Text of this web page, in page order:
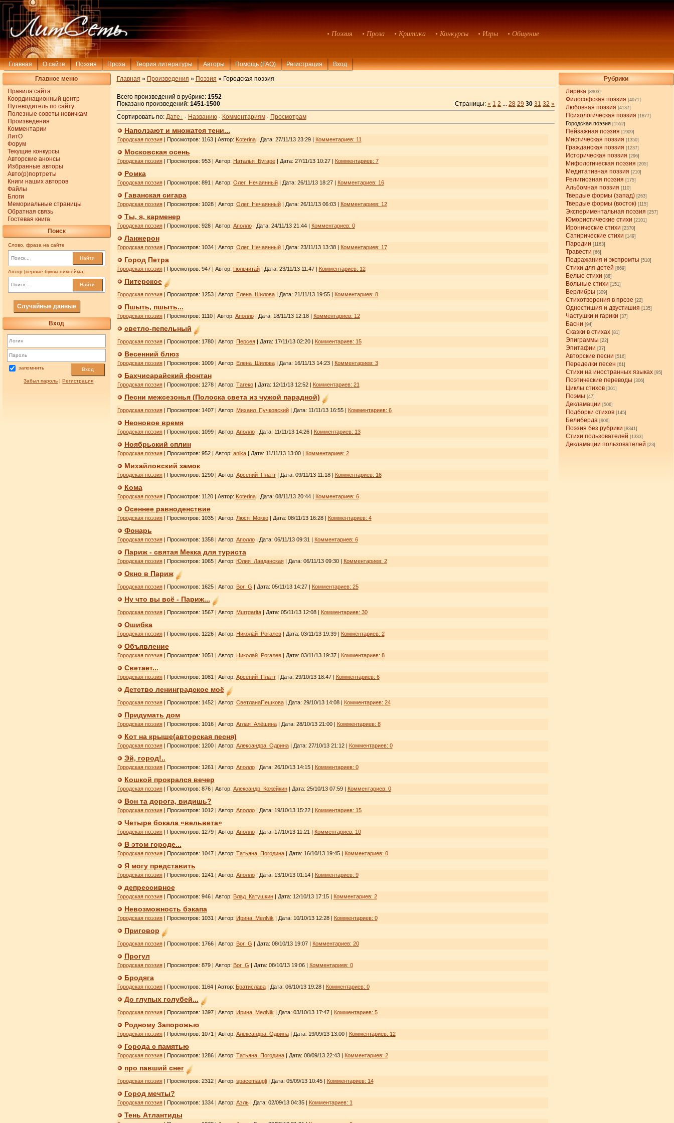
• Поэзия • Проза • Критика • Конкурсы • Игры • Общение
Главная О сайте Поэзия Проза Теория литературы Авторы Помощь (FAQ) Регистрация Вход
Главное меню
Правила сайта
Координационный центр
Путеводитель по сайту
Полезные советы новичкам
Произведения
Комментарии
ЛитО
Форум
Текущие конкурсы
Авторские анонсы
Избранные авторы
Авто(р)портреты
Книги наших авторов
Файлы
Блоги
Мемориальные страницы
Обратная связь
Гостевая книга
Поиск
Слово, фраза на сайте
Найти
Автор [первые буквы никнейма]
Найти
Случайные данные
Вход
запомнить Вход
Забыл пароль |Регистрация
Рубрики
Лирика [8903]
Философская поэзия [4071]
Любовная поэзия [4137]
Психологическая поэзия [1877]
Городская поэзия [1552]
Пейзажная поэзия [1909]
Мистическая поэзия [1350]
Гражданская поэзия [1237]
Историческая поэзия [296]
Мифологическая поэзия [205]
Медитативная поэзия [210]
Религиозная поэзия [175]
Альбомная поэзия [110]
Твердые формы (запад) [263]
Твердые формы (восток) [115]
Экспериментальная поэзия [257]
Юмористические стихи [2101]
Иронические стихи [2370]
Сатирические стихи [149]
Пародии [1163]
Травести [66]
Подражания и экспромты [510]
Стихи для детей [869]
Белые стихи [88]
Вольные стихи [151]
Верлибры [309]
Стихотворения в прозе [22]
Одностишия и двустишия [135]
Частушки и гарики [37]
Басни [94]
Сказки в стихах [81]
Эпиграммы [22]
Эпитафии [37]
Авторские песни [516]
Переделки песен [61]
Стихи на иностранных языках [95]
Поэтические переводы [306]
Циклы стихов [301]
Поэмы [47]
Декламации [506]
Подборки стихов [145]
Белиберда [906]
Поэзия без рубрики [8341]
Стихи пользователей [1333]
Декламации пользователей [23]
Главная » Произведения » Поэзия » Городская поэзия
Всего произведений в рубрике: 1552
Показано произведений: 1451-1500 Страницы:« 1 2 28 29 30 31 32 »
Сортировать по: Дате · Названию· Комментариям· Просмотрам
Наползают и множатся тени...
Городская поэзия| Просмотров: 1163 | Автор: Koterina| Дата: 27/11/13 23:29| Комментариев: 11
Московская осень
Городская поэзия| Просмотров: 953 | Автор: Наталья_Бугаре| Дата: 27/11/13 10:27| Комментариев: 7
Ромка
Городская поэзия| Просмотров: 891 | Автор: Олег_Нечаянный| Дата: 26/11/13 18:27| Комментариев: 16
Гаванская сигара
Городская поэзия| Просмотров: 1028 | Автор: Олег_Нечаянный| Дата: 26/11/13 06:03| Комментариев: 12
Ты, я, карменер
Городская поэзия| Просмотров: 928 | Автор: Аполло| Дата: 24/11/13 21:44| Комментариев: 0
Ланжерон
Городская поэзия| Просмотров: 1034 | Автор: Олег_Нечаянный| Дата: 23/11/13 13:38| Комментариев: 17
Город Петра
Городская поэзия| Просмотров: 947 | Автор: Гюльчитай| Дата: 23/11/13 11:47| Комментариев: 12
Питерское
Городская поэзия| Просмотров: 1253 | Автор: Елена_Шилова| Дата: 21/11/13 19:55| Комментариев: 8
Пшыть, пшыть...
Городская поэзия| Просмотров: 1110 | Автор: Аполло| Дата: 18/11/13 12:18| Комментариев: 12
светло-пепельный
Городская поэзия| Просмотров: 1780 | Автор: Персея| Дата: 17/11/13 02:20| Комментариев: 15
Весенний блюз
Городская поэзия| Просмотров: 1009 | Автор: Елена_Шилова| Дата: 16/11/13 14:23| Комментариев: 3
Бахчисарайский фонтан
Городская поэзия| Просмотров: 1278 | Автор: Тагеко| Дата: 12/11/13 12:52| Комментариев: 21
Песни межсезонья (Полоска света из чужой парадной)
Городская поэзия| Просмотров: 1407 | Автор: Михаил_Пучковский| Дата: 11/11/13 16:55| Комментариев: 6
Неоновое время
Городская поэзия| Просмотров: 1099 | Автор: Аполло| Дата: 11/11/13 14:26| Комментариев: 13
Ноябрьский сплин
Городская поэзия| Просмотров: 952 | Автор: anika| Дата: 11/11/13 13:00| Комментариев: 2
Михайловский замок
Городская поэзия| Просмотров: 1290 | Автор: Арсений_Платт| Дата: 09/11/13 11:18| Комментариев: 16
Кома
Городская поэзия| Просмотров: 1120 | Автор: Koterina| Дата: 08/11/13 20:44| Комментариев: 6
Осеннее равноденствие
Городская поэзия| Просмотров: 1035 | Автор: Люся_Мокко| Дата: 08/11/13 16:28| Комментариев: 4
Фонарь
Городская поэзия| Просмотров: 1358 | Автор: Аполло| Дата: 06/11/13 09:31 | Комментариев: 6
Париж - святая Мекка для туриста
Городская поэзия| Просмотров: 1065 | Автор: Юлия_Лавданская| Дата: 06/11/13 09:30| Комментариев: 2
Окно в Париж
Городская поэзия| Просмотров: 1625 | Автор: Bor_G | Дата: 05/11/13 14:27| Комментариев: 25
Ну что вы всё - Париж...
Городская поэзия| Просмотров: 1567 | Автор: Murrgarita| Дата: 05/11/13 12:08| Комментариев: 30
Ошибка
Городская поэзия| Просмотров: 1226 | Автор: Николай_Рогалев| Дата: 03/11/13 19:39| Комментариев: 2
Объявление
Городская поэзия| Просмотров: 1051 | Автор: Николай_Рогалев| Дата: 03/11/13 19:37| Комментариев: 8
Светает...
Городская поэзия| Просмотров: 1081 | Автор: Арсений_Платт| Дата: 29/10/13 18:47| Комментариев: 6
Детство ленинградское моё
Городская поэзия| Просмотров: 1452 | Автор: СветланаПешкова| Дата: 29/10/13 14:08| Комментариев: 24
Придумать дом
Городская поэзия| Просмотров: 1016 | Автор: Аглая_Алёшина| Дата: 28/10/13 21:00| Комментариев: 8
Кот на крыше(авторская песня)
Городская поэзия| Просмотров: 1200 | Автор: Александра_Одрина| Дата: 27/10/13 21:12| Комментариев: 0
Эй, город!..
Городская поэзия| Просмотров: 1261 | Автор: Аполло| Дата: 26/10/13 14:15| Комментариев: 0
Кошкой прокрался вечер
Городская поэзия| Просмотров: 876 | Автор: Александр_Кожейкин| Дата: 25/10/13 07:59| Комментариев: 0
Вон та дорога, видишь?
Городская поэзия| Просмотров: 1012 | Автор: Аполло| Дата: 19/10/13 15:22| Комментариев: 15
Четыре бокала «вельвета»
Городская поэзия| Просмотров: 1279 | Автор: Аполло| Дата: 17/10/13 11:21 | Комментариев: 10
В этом городе...
Городская поэзия| Просмотров: 1047 | Автор: Татьяна_Погодина| Дата: 16/10/13 19:45| Комментариев: 0
Я могу представить
Городская поэзия| Просмотров: 1241 | Автор: Аполло| Дата: 13/10/13 01:14| Комментариев: 9
депрессивное
Городская поэзия| Просмотров: 946 | Автор: Влад_Катушкин| Дата: 12/10/13 17:15| Комментариев: 2
Невозможность бэкапа
Городская поэзия| Просмотров: 1031 | Автор: Ирина_МелNik | Дата: 10/10/13 12:28| Комментариев: 0
Приговор
Городская поэзия| Просмотров: 1766 | Автор: Bor_G | Дата: 08/10/13 19:07| Комментариев: 20
Прогул
Городская поэзия| Просмотров: 879 | Автор: Bor_G | Дата: 08/10/13 19:06| Комментариев: 0
Бродяга
Городская поэзия| Просмотров: 1164 | Автор: Братислава| Дата: 06/10/13 19:28| Комментариев: 0
До глупых голубей...
Городская поэзия| Просмотров: 1397 | Автор: Ирина_МелNik | Дата: 03/10/13 17:47| Комментариев: 5
Родному Запорожью
Городская поэзия| Просмотров: 1071 | Автор: Александра_Одрина| Дата: 19/09/13 13:00| Комментариев: 12
Города с памятью
Городская поэзия| Просмотров: 1286 | Автор: Татьяна_Погодина| Дата: 08/09/13 22:43| Комментариев: 2
про павший снег
Городская поэзия| Просмотров: 2312 | Автор: spacemaugli| Дата: 05/09/13 10:45| Комментариев: 14
Город мечты?
Городская поэзия| Просмотров: 1334 | Автор: Аэль| Дата: 02/09/13 04:35| Комментариев: 1
Тень Атлантиды